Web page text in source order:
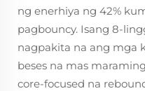
ng enerhiya ng 42%
pagbouncy. Isang 8-
nagpakita na ang mga
beses na mas
core-focused na